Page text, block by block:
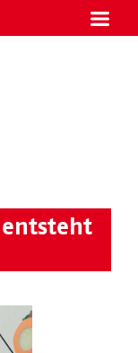
entsteht